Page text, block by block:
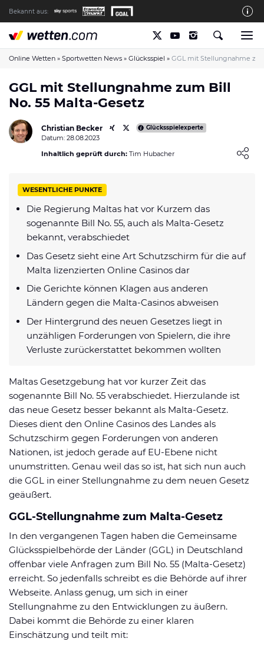
Bekannt aus:
Die wetten.com Redaktion
So bewerten wir die Anbieter
wetten.com auf Facebook
wetten.com auf YouTube
Spielsucht Hilfe & Prävention
Über Uns
Schreiber gesucht
Verantwortungsvolles Spielen
Glücksspiel-Regulierung in Deutschland
Haftungsausschluss
Datenschutzerklärung
Affiliate Disclaimer
Shop News
Forum
Online Wetten » Sportwetten News » Glücksspiel » GGL mit Stellungnahme
GGL mit Stellungnahme zum Bill
No. 55 Malta-Gesetz
Christian Becker Glücksspielexperte
Datum: 28.08.2023
Inhaltlich geprüft durch: Tim Hubacher
WESENTLICHE PUNKTE
Die Regierung Maltas hat vor Kurzem das
sogenannte Bill No. 55, auch als Malta-Gesetz
bekannt, verabschiedet
Das Gesetz sieht eine Art Schutzschirm für die auf
Malta lizenzierten Online Casinos dar
Die Gerichte können Klagen aus anderen
Ländern gegen die Malta-Casinos abweisen
Der Hintergrund des neuen Gesetzes liegt in
unzähligen Forderungen von Spielern, die ihre
Verluste zurückerstattet bekommen wollten
Maltas Gesetzgebung hat vor kurzer Zeit das
sogenannte Bill No. 55 verabschiedet. Hierzulande ist
das neue Gesetz besser bekannt als Malta-Gesetz.
Dieses dient den Online Casinos des Landes als
Schutzschirm gegen Forderungen von anderen
Nationen, ist jedoch gerade auf EU-Ebene nicht
unumstritten. Genau weil das so ist, hat sich nun auch
die GGL in einer Stellungnahme zu dem neuen Gesetz
geäußert.
GGL-Stellungnahme zum Malta-Gesetz
In den vergangenen Tagen haben die Gemeinsame
Glücksspielbehörde der Länder (GGL) in Deutschland
offenbar viele Anfragen zum Bill No. 55 (Malta-Gesetz)
erreicht. So jedenfalls schreibt es die Behörde auf ihrer
Webseite. Anlass genug, um sich in einer
Stellungnahme zu den Entwicklungen zu äußern.
Dabei kommt die Behörde zu einer klaren
Einschätzung und teilt mit: